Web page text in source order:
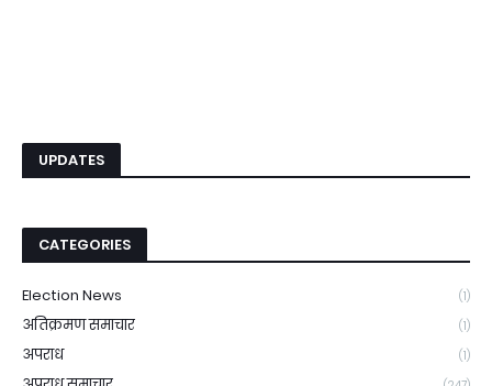
UPDATES
CATEGORIES
Election News (1)
अतिक्रमण समाचार (1)
अपराध (1)